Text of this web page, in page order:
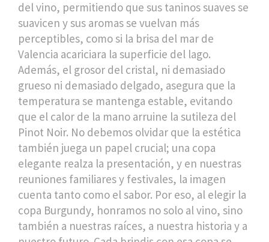
del vino, permitiendo que sus taninos suaves se
suavicen y sus aromas se vuelvan más
perceptibles, como si la brisa del mar de
Valencia acariciara la superficie del lago.
Además, el grosor del cristal, ni demasiado
grueso ni demasiado delgado, asegura que la
temperatura se mantenga estable, evitando
que el calor de la mano arruine la sutileza del
Pinot Noir. No debemos olvidar que la estética
también juega un papel crucial; una copa
elegante realza la presentación, y en nuestras
reuniones familiares y festivales, la imagen
cuenta tanto como el sabor. Por eso, al elegir la
copa Burgundy, honramos no solo al vino, sino
también a nuestras raíces, a nuestra historia y a